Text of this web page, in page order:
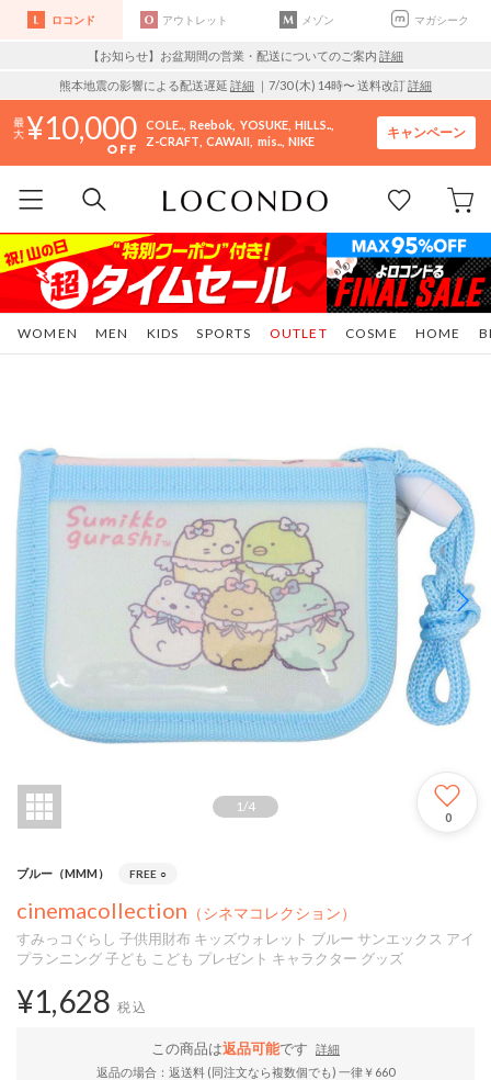
ロコンド アウトレット メゾン マガシーク
【お知らせ】お盆期間の営業・配送についてのご案内 詳細
熊本地震の影響による配送遅延 詳細 ｜7/30 (木) 14時〜 送料改訂詳細
10,000 COLE.. Reebok YOSUKE HILLS..
Z-CRAFT CAWAII mis.. NIKE
キャンペーン
WOMEN MEN KIDS SPORTS COSME HOME
OUTLET
1 /4
0
ブルー（MMM） FREE ○
cinemacollection （シネマコレクション）
すみっコぐらし 子供用財布 キッズウォレット ブルー サンエックス アイ
プランニング 子ども こども プレゼント キャラクター グッズ
¥1,628 税込
この商品は返品可能です
詳細
返品の場合：返送料 (同注文なら複数個でも) 一律￥660